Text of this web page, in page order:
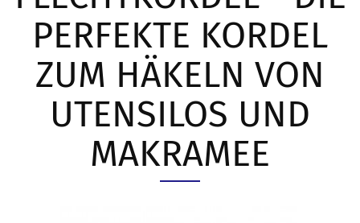
PERFEKTE KORDEL
ZUM HÄKELN VON
UTENSILOS UND
MAKRAMEE